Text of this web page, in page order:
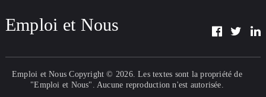
Emploi et Nous
Emploi et Nous Copyright © 2026. Les textes sont la propriété de
"Emploi et Nous". Aucune reproduction n'est autorisée.